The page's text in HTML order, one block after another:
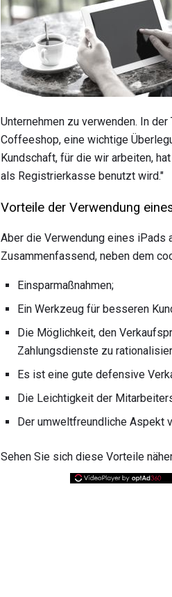
Unternehmen zu verwenden. In
Coffeeshop, eine wichtige
Kundschaft, für die wir arbeiten,
als Registrierkasse benutzt wird."
Vorteile der Verwendung
Aber die Verwendung eines iPads
Zusammenfassend, neben dem
Einsparmaßnahmen;
Ein Werkzeug für besseren
Die Möglichkeit, den
Zahlungsdienste zu
Es ist eine gute defensive
Die Leichtigkeit der
Der umweltfreundliche Aspekt
Sehen Sie sich diese Vorteile